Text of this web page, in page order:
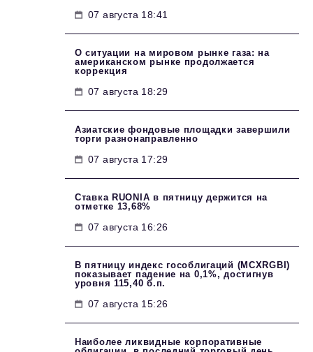
07 августа 18:41
О ситуации на мировом рынке газа: на
американском рынке продолжается
коррекция
07 августа 18:29
Азиатские фондовые площадки завершили
торги разнонаправленно
07 августа 17:29
Ставка RUONIA в пятницу держится на
отметке 13,68%
07 августа 16:26
В пятницу индекс гособлигаций (MCXRGBI)
показывает падение на 0,1%, достигнув
уровня 115,40 б.п.
07 августа 15:26
Наиболее ликвидные корпоративные